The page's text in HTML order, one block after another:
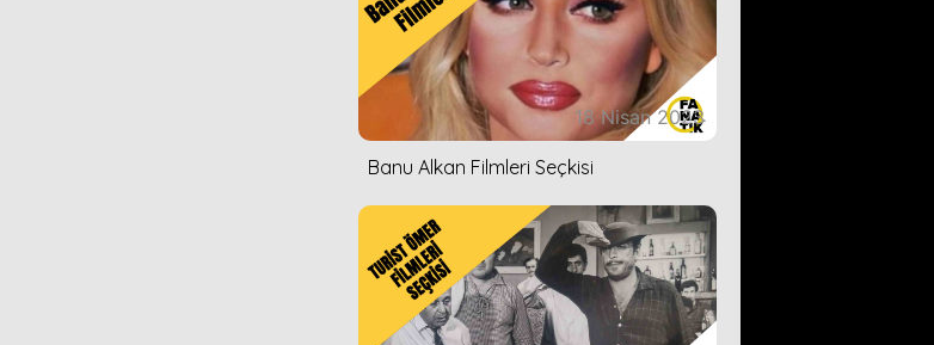
18 Nisan 2023
Banu Alkan Filmleri Seçkisi